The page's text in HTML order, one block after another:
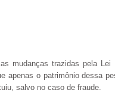
mudanças trazidas pela Lei
apenas o patrimônio dessa
salvo no caso de fraude.